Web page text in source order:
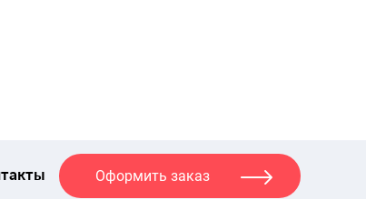
Оформить заказ